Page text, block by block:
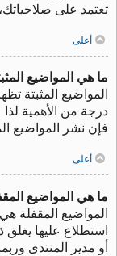
تعتمد على
أعلى
ما هي المواضيع
المواضيع المثبتة
درجة من الأهمية لذا
فإن نشر المواضيع
أعلى
ما هي المواضيع
المواضيع المقفلة
استطلاع عليها
أو مدير المنتدى